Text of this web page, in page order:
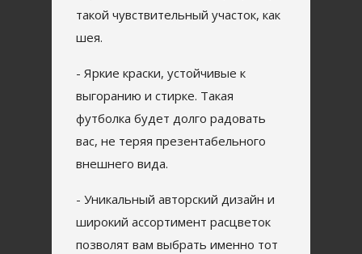
такой чувствительный участок, как
шея.
- Яркие краски, устойчивые к
выгоранию и стирке. Такая
футболка будет долго радовать
вас, не теряя презентабельного
внешнего вида.
- Уникальный авторский дизайн и
широкий ассортимент расцветок
позволят вам выбрать именно тот